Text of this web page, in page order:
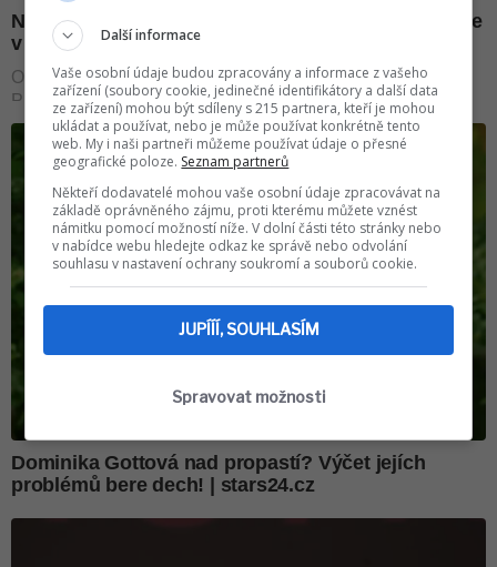
Další informace
Vaše osobní údaje budou zpracovány a informace z vašeho
zařízení (soubory cookie, jedinečné identifikátory a další data
ze zařízení) mohou být sdíleny s 215 partnera, kteří je mohou
ukládat a používat, nebo je může používat konkrétně tento
web. My i naši partneři můžeme používat údaje o přesné
geografické poloze. Seznam partnerů
Někteří dodavatelé mohou vaše osobní údaje zpracovávat na
základě oprávněného zájmu, proti kterému můžete vznést
námitku pomocí možností níže. V dolní části této stránky nebo
v nabídce webu hledejte odkaz ke správě nebo odvolání
souhlasu v nastavení ochrany soukromí a souborů cookie.
JUPÍÍÍ, SOUHLASÍM
Spravovat možnosti